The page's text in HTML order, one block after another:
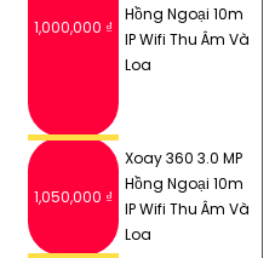
1,000,000 ₫
Hồng Ngoại 10m
IP Wifi Thu Âm Và
Loa
1,050,000 ₫
Xoay 360 3.0 MP
Hồng Ngoại 10m
IP Wifi Thu Âm Và
Loa